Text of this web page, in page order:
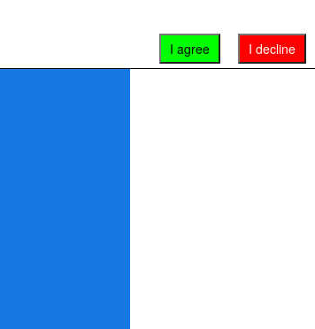
I decline
I agree